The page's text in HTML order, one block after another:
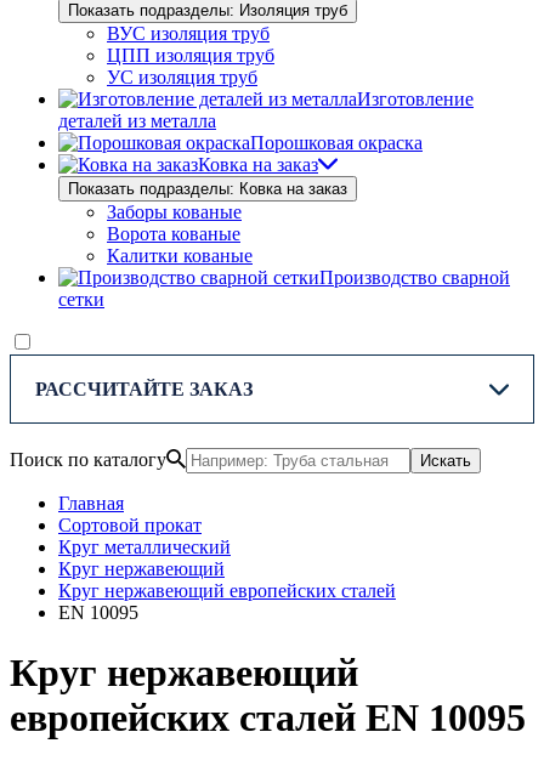
Показать подразделы: Изоляция труб
ВУС изоляция труб
ЦПП изоляция труб
УС изоляция труб
Изготовление
деталей из металла
Порошковая окраска
Ковка на заказ
Показать подразделы: Ковка на заказ
Заборы кованые
Ворота кованые
Калитки кованые
Производство сварной
сетки
РАССЧИТАЙТЕ ЗАКАЗ
Поиск по каталогу Искать
Главная
Сортовой прокат
Круг металлический
Круг нержавеющий
Круг нержавеющий европейских сталей
EN 10095
Круг нержавеющий
европейских сталей EN 10095